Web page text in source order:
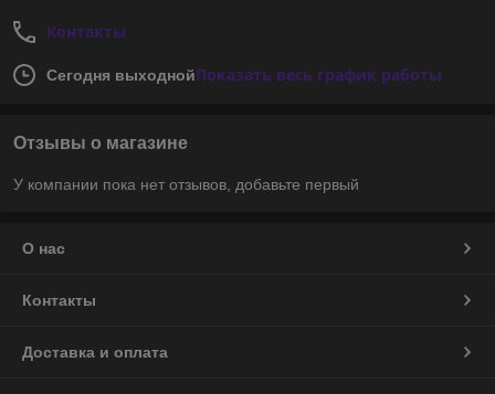
Контакты
Сегодня выходнойПоказать весь график работы
Отзывы о магазине
У компании пока нет отзывов, добавьте первый
О нас
Контакты
Доставка и оплата